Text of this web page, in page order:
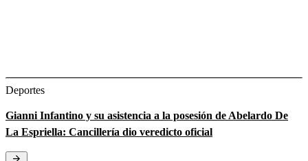
Deportes
Gianni Infantino y su asistencia a la posesión de Abelardo De
La Espriella: Cancillería dio veredicto oficial